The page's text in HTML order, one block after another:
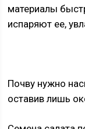
материалы
испаряют ее,
Почву нужно
оставив лишь